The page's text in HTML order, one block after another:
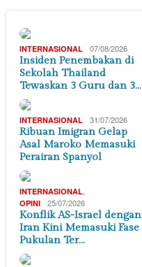
INTERNASIONAL 07/08/2026
Insiden Penembakan di
Sekolah Thailand
Tewaskan 3 Guru dan 3…
INTERNASIONAL 31/07/2026
Ribuan Imigran Gelap
Asal Maroko Memasuki
Perairan Spanyol
INTERNASIONAL
OPINI 25/07/2026
Konflik AS-Israel dengan
Iran Kini Memasuki Fase
Pukulan Ter…